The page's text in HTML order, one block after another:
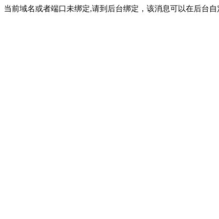
当前域名或者端口未绑定,请到后台绑定，该消息可以在后台自